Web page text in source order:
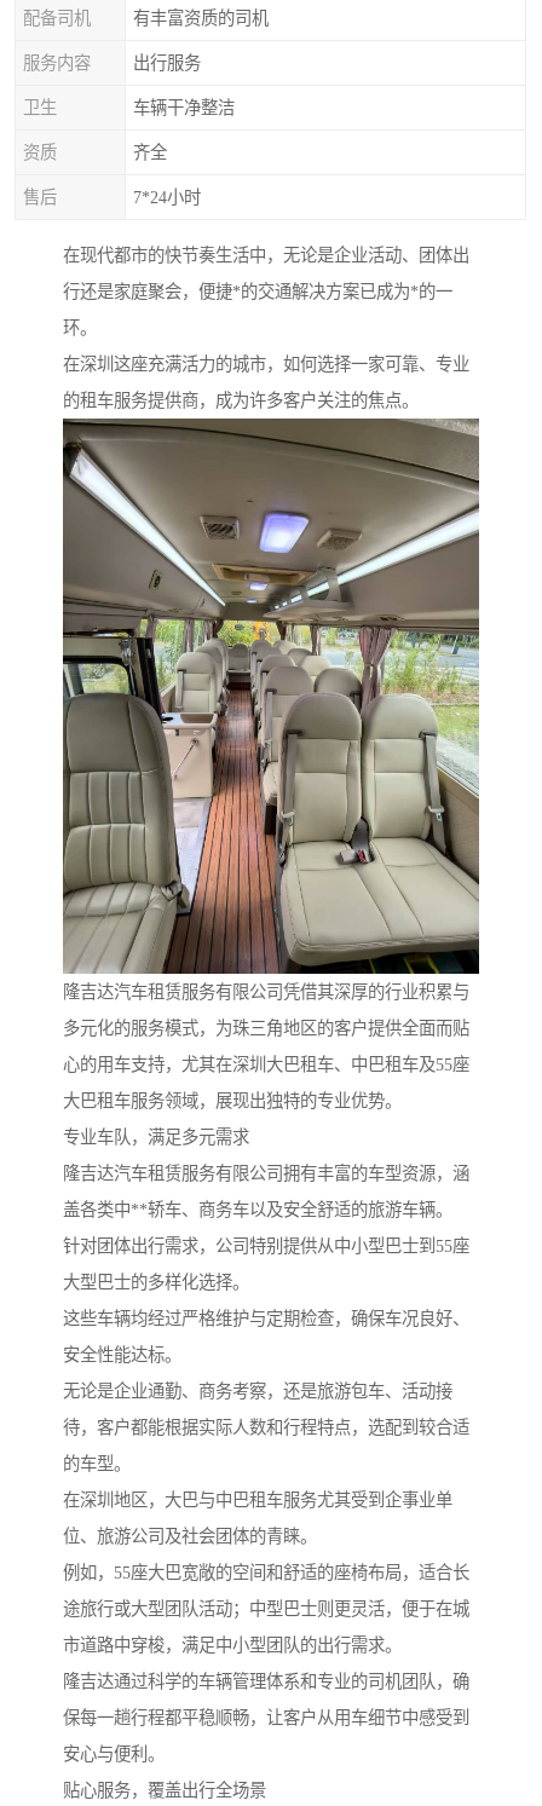
配备司机 有丰富资质的司机
服务内容 出行服务
卫生 车辆干净整洁
资质 齐全
售后 7*24小时
在现代都市的快节奏生活中，无论是企业活动、团体出
行还是家庭聚会，便捷*的交通解决方案已成为*的一
环。
在深圳这座充满活力的城市，如何选择一家可靠、专业
的租车服务提供商，成为许多客户关注的焦点。
隆吉达汽车租赁服务有限公司凭借其深厚的行业积累与
多元化的服务模式，为珠三角地区的客户提供全面而贴
心的用车支持，尤其在深圳大巴租车、中巴租车及55座
大巴租车服务领域，展现出独特的专业优势。
专业车队，满足多元需求
隆吉达汽车租赁服务有限公司拥有丰富的车型资源，涵
盖各类中**轿车、商务车以及安全舒适的旅游车辆。
针对团体出行需求，公司特别提供从中小型巴士到55座
大型巴士的多样化选择。
这些车辆均经过严格维护与定期检查，确保车况良好、
安全性能达标。
无论是企业通勤、商务考察，还是旅游包车、活动接
待，客户都能根据实际人数和行程特点，选配到较合适
的车型。
在深圳地区，大巴与中巴租车服务尤其受到企事业单
位、旅游公司及社会团体的青睐。
例如，55座大巴宽敞的空间和舒适的座椅布局，适合长
途旅行或大型团队活动；中型巴士则更灵活，便于在城
市道路中穿梭，满足中小型团队的出行需求。
隆吉达通过科学的车辆管理体系和专业的司机团队，确
保每一趟行程都平稳顺畅，让客户从用车细节中感受到
安心与便利。
贴心服务，覆盖出行全场景